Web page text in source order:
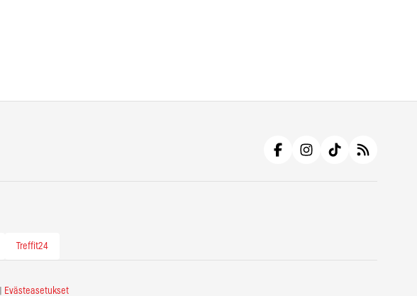
Treffit24
Evästeasetukset